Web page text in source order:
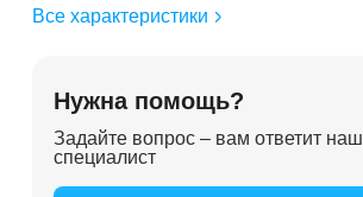
Все характеристики
Нужна помощь?
Задайте вопрос – вам ответит наш
специалист